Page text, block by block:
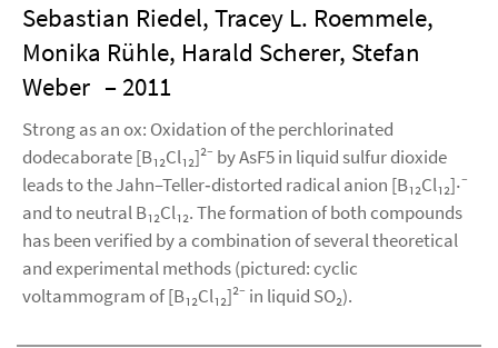
Sebastian Riedel, Tracey L. Roemmele,
Monika Rühle, Harald Scherer, Stefan
Weber – 2011
Strong as an ox: Oxidation of the perchlorinated
dodecaborate [B₁₂Cl₁₂]²⁻ by AsF5 in liquid sulfur dioxide
leads to the Jahn–Teller‐distorted radical anion [B₁₂Cl₁₂]‧⁻
and to neutral B₁₂Cl₁₂. The formation of both compounds
has been verified by a combination of several theoretical
and experimental methods (pictured: cyclic
voltammogram of [B₁₂Cl₁₂]²⁻ in liquid SO₂).